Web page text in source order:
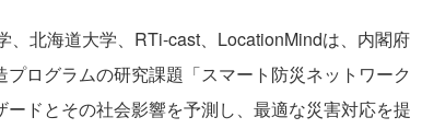
北海道大学、RTi-cast、LocationMindは、内閣府
ログラムの研究課題「スマート防災ネットワーク
ドとその社会影響を予測し、最適な災害対応を提